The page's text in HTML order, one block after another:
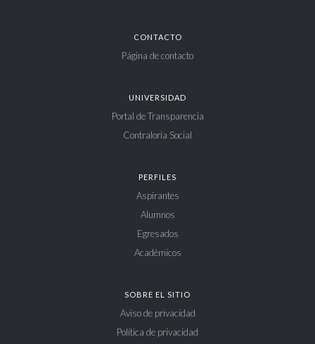
CONTACTO
Página de contacto
UNIVERSIDAD
Portal de Transparencia
Contraloría Social
PERFILES
Aspirantes
Alumnos
Egresados
Académicos
SOBRE EL SITIO
Aviso de privacidad
Política de privacidad